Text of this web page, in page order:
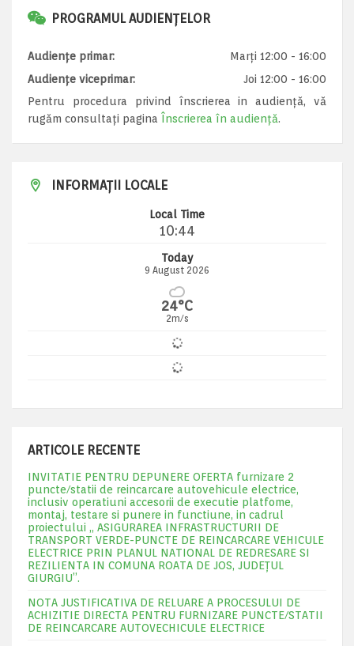
PROGRAMUL AUDIENȚELOR
Audiențe primar:
Marți 12:00 - 16:00
Audiențe viceprimar:
Joi 12:00 - 16:00
Pentru procedura privind înscrierea in audiență, vă
rugăm consultați pagina Înscrierea în audiență.
INFORMAȚII LOCALE
Local Time
10:44
Today
9 August 2026
24°C
2m/s
ARTICOLE RECENTE
INVITATIE PENTRU DEPUNERE OFERTA furnizare 2
puncte/statii de reincarcare autovehicule electrice,
inclusiv operatiuni accesorii de executie platfome,
montaj, testare si punere in functiune, in cadrul
proiectului „ ASIGURAREA INFRASTRUCTURII DE
TRANSPORT VERDE-PUNCTE DE REINCARCARE VEHICULE
ELECTRICE PRIN PLANUL NATIONAL DE REDRESARE SI
REZILIENTA IN COMUNA ROATA DE JOS, JUDEŢUL
GIURGIU”.
NOTA JUSTIFICATIVA DE RELUARE A PROCESULUI DE
ACHIZITIE DIRECTA PENTRU FURNIZARE PUNCTE/STATII
DE REINCARCARE AUTOVECHICULE ELECTRICE